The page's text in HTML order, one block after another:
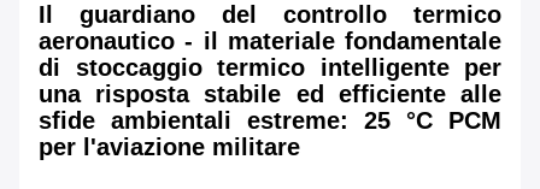
Il guardiano del controllo termico
aeronautico - il materiale fondamentale
di stoccaggio termico intelligente per
una risposta stabile ed efficiente alle
sfide ambientali estreme: 25 °C PCM
per l'aviazione militare